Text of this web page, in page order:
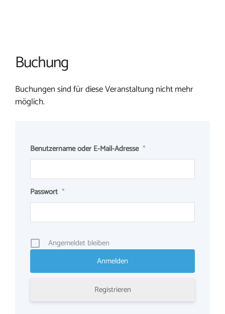
Buchung
Buchungen sind für diese Veranstaltung nicht mehr
möglich.
Benutzername oder E-Mail-Adresse *
Passwort *
Angemeldet bleiben
Registrieren